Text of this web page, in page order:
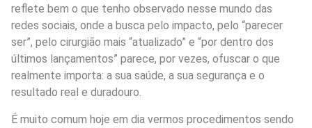
reflete bem o que tenho observado nesse mundo das
redes sociais, onde a busca pelo impacto, pelo “parecer
ser”, pelo cirurgião mais “atualizado” e “por dentro dos
últimos lançamentos” parece, por vezes, ofuscar o que
realmente importa: a sua saúde, a sua segurança e o
resultado real e duradouro.
É muito comum hoje em dia vermos procedimentos sendo